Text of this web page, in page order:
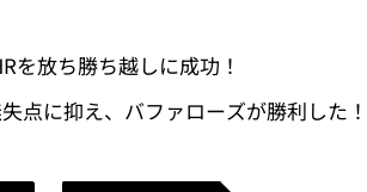
を放ち勝ち越しに成功！
点に抑え、バファローズが勝利した！